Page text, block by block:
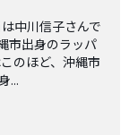
中川信子さんで
市出身のラッパ
のほど、沖縄市
...